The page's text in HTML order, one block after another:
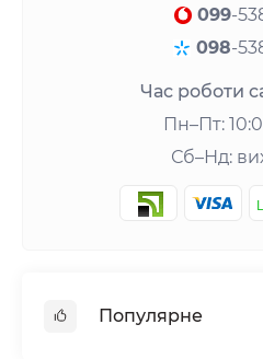
099-
098-
Час роботи
Пн–Пт:
Сб–Нд:
Популярне